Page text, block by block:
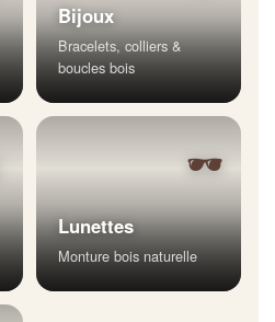
Bijoux
Bracelets, colliers &
boucles bois
🕶
Lunettes
Monture bois naturelle